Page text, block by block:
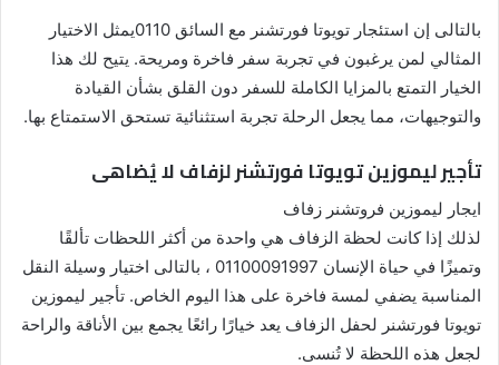
بالتالى إن استئجار تويوتا فورتشنر مع السائق 0110يمثل الاختيار
المثالي لمن يرغبون في تجربة سفر فاخرة ومريحة. يتيح لك هذا
الخيار التمتع بالمزايا الكاملة للسفر دون القلق بشأن القيادة
والتوجيهات، مما يجعل الرحلة تجربة استثنائية تستحق الاستمتاع بها.
تأجير ليموزين تويوتا فورتشنر لزفاف لا يُضاهى
ايجار ليموزين فروتشنر زفاف
لذلك إذا كانت لحظة الزفاف هي واحدة من أكثر اللحظات تألقًا
وتميزًا في حياة الإنسان 01100091997 ، بالتالى اختيار وسيلة النقل
المناسبة يضفي لمسة فاخرة على هذا اليوم الخاص. تأجير ليموزين
تويوتا فورتشنر لحفل الزفاف يعد خيارًا رائعًا يجمع بين الأناقة والراحة
لجعل هذه اللحظة لا تُنسى.